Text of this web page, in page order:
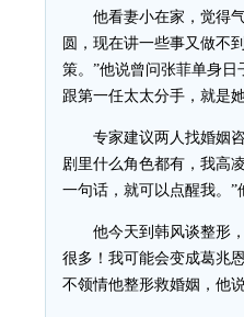
他看妻小在家，觉得气
圆，现在讲一些事又做不
策。”他说曾问张菲单身
跟第一任太太分手，就是
专家建议两人找婚姻咨
剧里什么角色都有，我高
一句话，就可以点醒我。”
他今天到韩风谈整形，
很多！我可能会变成葛兆
不领情他整形救婚姻，他